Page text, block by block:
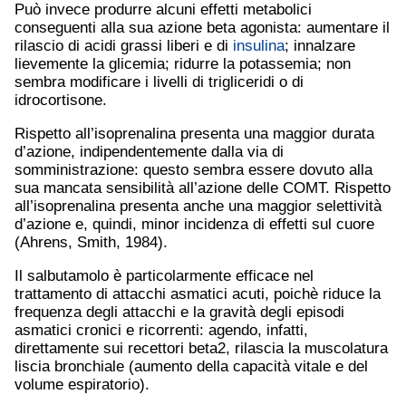
Può invece produrre alcuni effetti metabolici
conseguenti alla sua azione beta agonista: aumentare il
rilascio di acidi grassi liberi e di insulina; innalzare
lievemente la glicemia; ridurre la potassemia; non
sembra modificare i livelli di trigliceridi o di
idrocortisone.
Rispetto all’isoprenalina presenta una maggior durata
d’azione, indipendentemente dalla via di
somministrazione: questo sembra essere dovuto alla
sua mancata sensibilità all’azione delle COMT. Rispetto
all’isoprenalina presenta anche una maggior selettività
d’azione e, quindi, minor incidenza di effetti sul cuore
(Ahrens, Smith, 1984).
Il salbutamolo è particolarmente efficace nel
trattamento di attacchi asmatici acuti, poichè riduce la
frequenza degli attacchi e la gravità degli episodi
asmatici cronici e ricorrenti: agendo, infatti,
direttamente sui recettori beta2, rilascia la muscolatura
liscia bronchiale (aumento della capacità vitale e del
volume espiratorio).